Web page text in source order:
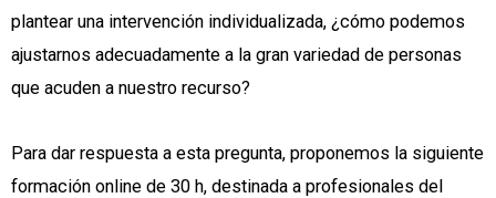
plantear una intervención individualizada, ¿cómo podemos
ajustarnos adecuadamente a la gran variedad de personas
que acuden a nuestro recurso?
Para dar respuesta a esta pregunta, proponemos la siguiente
formación online de 30 h, destinada a profesionales del